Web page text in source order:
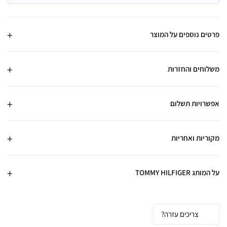
פרטים נוספים על המוצר
משלוחים והחזרות
אפשרויות תשלום
מקוריות ואחריות
על המותג TOMMY HILFIGER
צריכים עזרה?